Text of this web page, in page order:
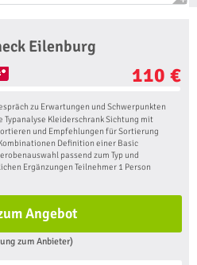
Eilenburg
110 €
zu Erwartungen und Schwerpunkten
Typanalyse Kleiderschrank Sichtung mit
und Empfehlungen für Sortierung
Definition einer Basic
passend zum Typ und
Ergänzungen Teilnehmer 1 Person
Angebot
zum Anbieter)